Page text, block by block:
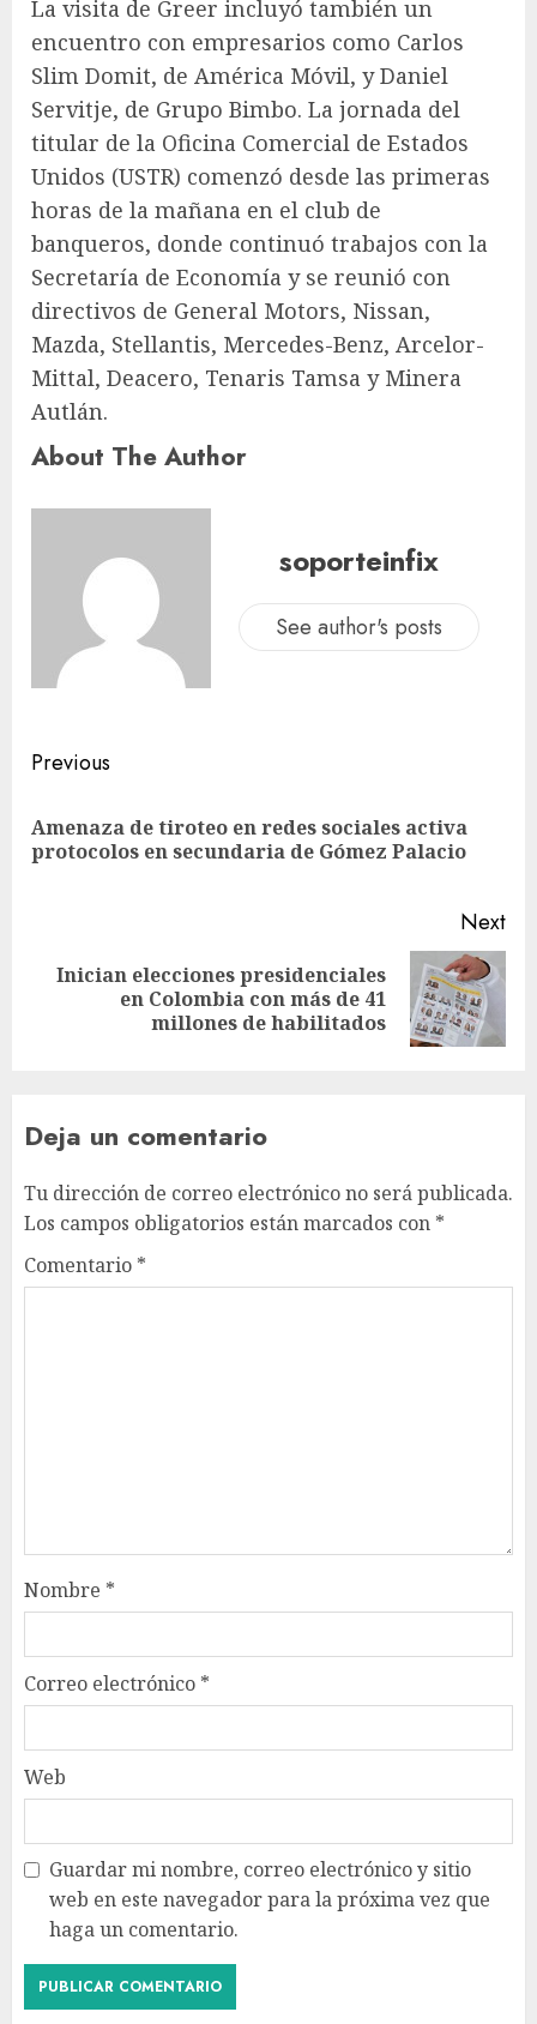
La visita de Greer incluyó también un
encuentro con empresarios como Carlos
Slim Domit, de América Móvil, y Daniel
Servitje, de Grupo Bimbo. La jornada del
titular de la Oficina Comercial de Estados
Unidos (USTR) comenzó desde las primeras
horas de la mañana en el club de
banqueros, donde continuó trabajos con la
Secretaría de Economía y se reunió con
directivos de General Motors, Nissan,
Mazda, Stellantis, Mercedes-Benz, Arcelor-
Mittal, Deacero, Tenaris Tamsa y Minera
Autlán.
About The Author
soporteinfix
See author's posts
Previous
Amenaza de tiroteo en redes sociales activa
protocolos en secundaria de Gómez Palacio
Next
Inician elecciones presidenciales
en Colombia con más de 41
millones de habilitados
Deja un comentario
Tu dirección de correo electrónico no será publicada.
Los campos obligatorios están marcados con *
Comentario *
Nombre *
Correo electrónico *
Web
Guardar mi nombre, correo electrónico y sitio
web en este navegador para la próxima vez que
haga un comentario.